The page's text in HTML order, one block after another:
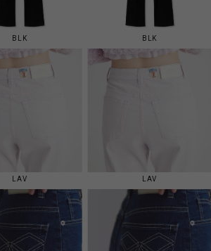
BLK BLK
LAV LAV